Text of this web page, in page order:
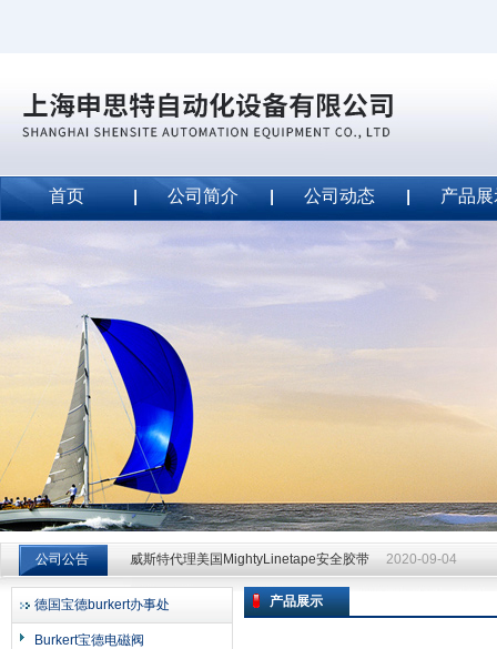
上海申思特自动化设备有限公司
首页 公司简介 公司动态 产品
公司公告
威斯特代理美国MightyLinetape安全胶带 2020-09-04
威斯特代理美国MightyLinetape安全胶带 2020-09-04
威斯特代理美国MightyLinetape安全胶带
德国宝德burkert办事处
Burkert宝德电磁阀
产品展示